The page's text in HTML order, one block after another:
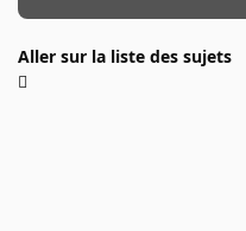
Aller sur la liste des sujets